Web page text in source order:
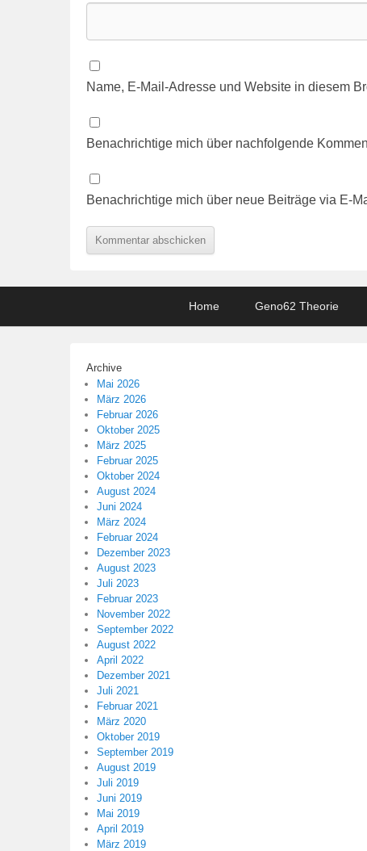
Name, E-Mail-Adresse und Website in diesem
Benachrichtige mich über nachfolgende
Benachrichtige mich über neue Beiträge via E-
Home Geno62 Theorie
Archive
Mai 2026
März 2026
Februar 2026
Oktober 2025
März 2025
Februar 2025
Oktober 2024
August 2024
Juni 2024
März 2024
Februar 2024
Dezember 2023
August 2023
Juli 2023
Februar 2023
November 2022
September 2022
August 2022
April 2022
Dezember 2021
Juli 2021
Februar 2021
März 2020
Oktober 2019
September 2019
August 2019
Juli 2019
Juni 2019
Mai 2019
April 2019
März 2019